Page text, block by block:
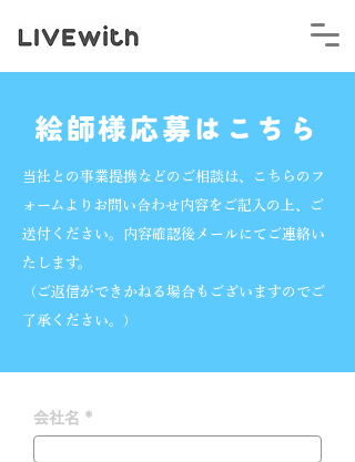
絵師様応募はこちら
当社との事業提携などのご相談は、こちらのフ
ォームよりお問い合わせ内容をご記入の上、ご
送付ください。内容確認後メールにてご連絡い
たします。
（ご返信ができかねる場合もございますのでご
了承ください。）
会社名